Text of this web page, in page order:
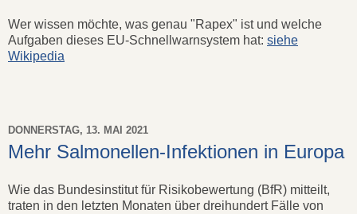
Wer wissen möchte, was genau "Rapex" ist und welche
Aufgaben dieses EU-Schnellwarnsystem hat: siehe
Wikipedia
DONNERSTAG, 13. MAI 2021
Mehr Salmonellen-Infektionen in Europa
Wie das Bundesinstitut für Risikobewertung (BfR) mitteilt,
traten in den letzten Monaten über dreihundert Fälle von